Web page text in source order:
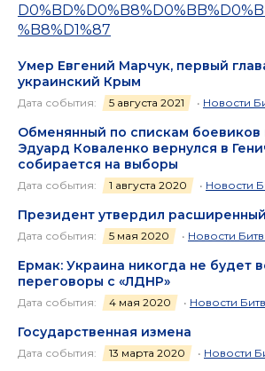
%B8%D1%87
Умер Евгений Марчук, первый
украинский Крым
Дата события: 5 августа 2021 • Новости
Обменянный по спискам
Эдуард Коваленко вернулся в
собирается на выборы
Дата события: 1 августа 2020 • Новости
Президент утвердил
Дата события: 5 мая 2020 • Новости
Ермак: Украина никогда не будет
переговоры с «ЛДНР»
Дата события: 4 мая 2020 • Новости
Государственная измена
Дата события: 13 марта 2020 • Новости